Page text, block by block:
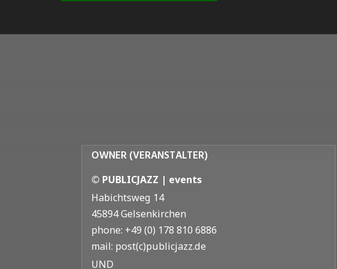
OWNER (VERANSTALTER)
© PUBLICJAZZ | events
Habichtsweg 14
45894 Gelsenkirchen
phone: +49 (0) 178 810 6886
mail: post(c)publicjazz.de
UND